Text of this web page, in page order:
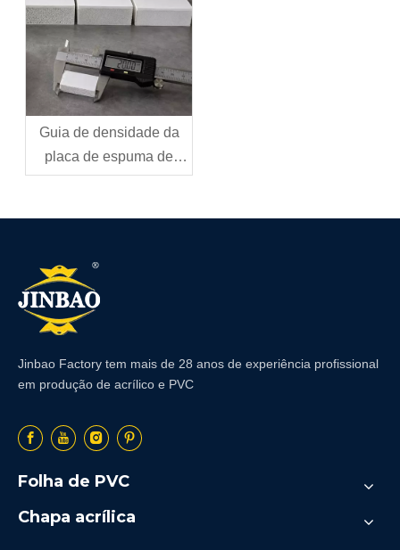
Guia de densidade da
placa de espuma de
PVC: como escolher a
Jinbao Factory tem mais de 28 anos de experiência profissional
em produção de acrílico e PVC
Folha de PVC
Chapa acrílica